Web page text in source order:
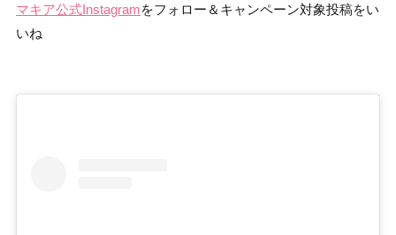
マキア公式Instagramをフォロー＆キャンペーン対象投稿をい
いね